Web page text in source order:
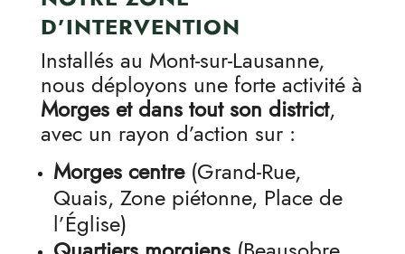
D’INTERVENTION
Installés au Mont-sur-Lausanne,
nous déployons une forte activité à
Morges et dans tout son district,
avec un rayon d’action sur :
Morges centre(Grand-Rue,
Quais, Zone piétonne, Place de
l’Église)